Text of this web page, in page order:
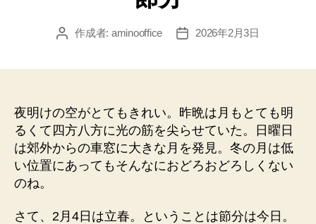
も
あ
の
グ
リ
投 作成者: aminooffice
投
2026年2月3日
夜明けの空がとてもきれい。昨晩は月もとても明
るくて四方八方に光の筋を尖らせていた。日曜日
は郊外からの車窓に大きな月を発見。冬の月は低
い位置にあってもそんなにおどろおどろしくない
のね。
さて、2月4日は立春。ということは節分は今日。